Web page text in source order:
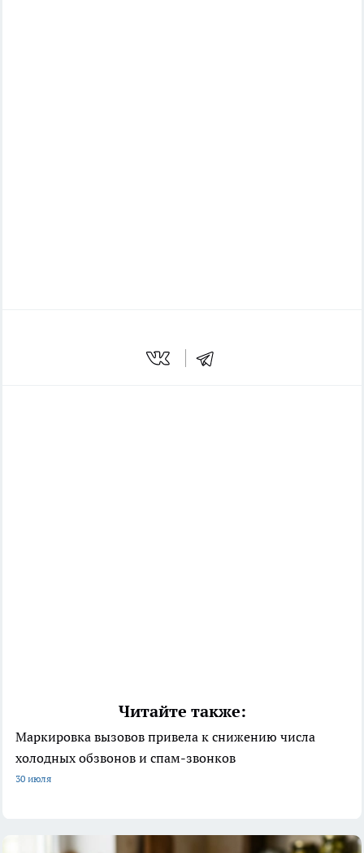
Читайте также:
Маркировка вызовов привела к снижению числа
холодных обзвонов и спам-звонков
30 июля